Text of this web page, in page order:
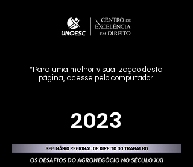
*Para uma melhor visualização desta
página, acesse pelo computador
2023